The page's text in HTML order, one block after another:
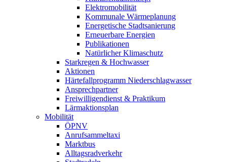
Elektromobilität
Kommunale Wärmeplanung
Energetische Stadtsanierung
Erneuerbare Energien
Publikationen
Natürlicher Klimaschutz
Starkregen & Hochwasser
Aktionen
Härtefallprogramm Niederschlagwasser
Ansprechpartner
Freiwilligendienst & Praktikum
Lärmaktionsplan
Mobilität
ÖPNV
Anrufsammeltaxi
Marktbus
Alltagsradverkehr